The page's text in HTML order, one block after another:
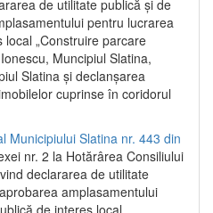
de utilitate publică și de
pentru lucrarea
„Construire parcare
Muncipiul Slatina,
Slatina și declanșarea
cuprinse în coridorul
Municipiului Slatina nr. 443 din
nr. 2 la Hotărârea Consiliului
declararea de utilitate
amplasamentului
de interes local